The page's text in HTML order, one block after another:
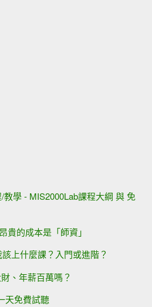
教學 - MIS2000Lab課程大綱 與 免
貴的成本是「師資」
上什麼課？入門或進階？
、年薪百萬嗎？
天免費試聽